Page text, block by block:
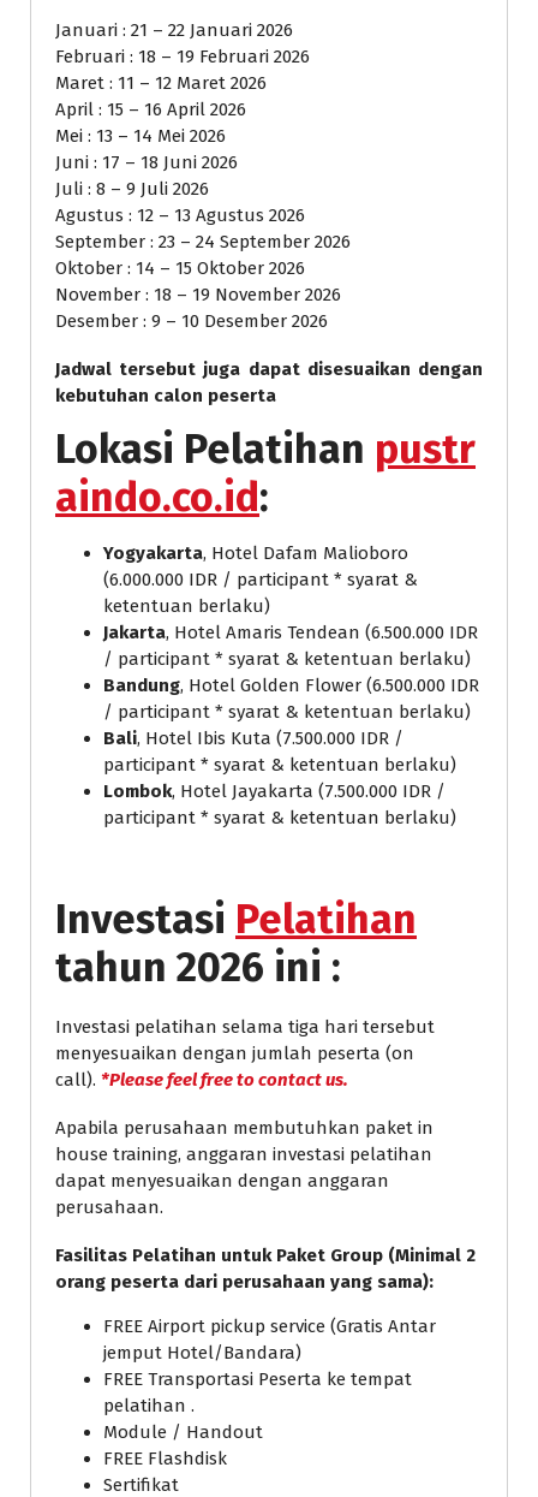
Januari : 21 – 22 Januari 2026
Februari : 18 – 19 Februari 2026
Maret : 11 – 12 Maret 2026
April : 15 – 16 April 2026
Mei : 13 – 14 Mei 2026
Juni : 17 – 18 Juni 2026
Juli : 8 – 9 Juli 2026
Agustus : 12 – 13 Agustus 2026
September : 23 – 24 September 2026
Oktober : 14 – 15 Oktober 2026
November : 18 – 19 November 2026
Desember : 9 – 10 Desember 2026
Jadwal tersebut juga dapat disesuaikan dengan
kebutuhan calon peserta
Lokasi Pelatihan pustr
aindo.co.id:
Yogyakarta, Hotel Dafam Malioboro
(6.000.000 IDR / participant * syarat &
ketentuan berlaku)
Jakarta, Hotel Amaris Tendean (6.500.000 IDR
/ participant * syarat & ketentuan berlaku)
Bandung, Hotel Golden Flower (6.500.000 IDR
/ participant * syarat & ketentuan berlaku)
Bali, Hotel Ibis Kuta (7.500.000 IDR /
participant * syarat & ketentuan berlaku)
Lombok, Hotel Jayakarta (7.500.000 IDR /
participant * syarat & ketentuan berlaku)
Investasi Pelatihan
tahun 2026 ini :
Investasi pelatihan selama tiga hari tersebut
menyesuaikan dengan jumlah peserta (on
call). *Please feel free to contact us.
Apabila perusahaan membutuhkan paket in
house training, anggaran investasi pelatihan
dapat menyesuaikan dengan anggaran
perusahaan.
Fasilitas Pelatihan untuk Paket Group (Minimal 2
orang peserta dari perusahaan yang sama):
FREE Airport pickup service (Gratis Antar
jemput Hotel/Bandara)
FREE Transportasi Peserta ke tempat
pelatihan .
Module / Handout
FREE Flashdisk
Sertifikat